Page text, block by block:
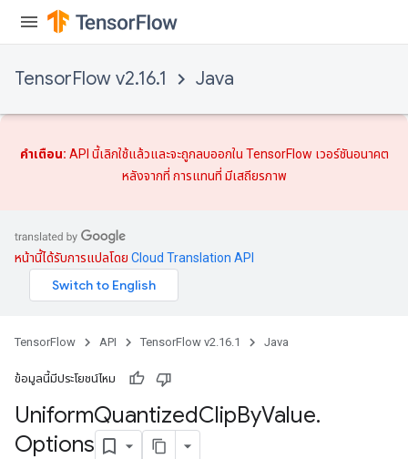
TensorFlow v2.16.1 Java
คำเตือน: API นี้เลิกใช้แล้วและจะถูกลบออกใน TensorFlow เวอร์ชันอนาคต
หลังจากที่ การแทนที่ มีเสถียรภาพ
หน้านี้ได้รับการแปลโดย Cloud Translation API
TensorFlow API TensorFlow v2.16.1 Java
ข้อมูลนี้มีประโยชน์ไหม
UniformQuantizedClipByValue.
Options